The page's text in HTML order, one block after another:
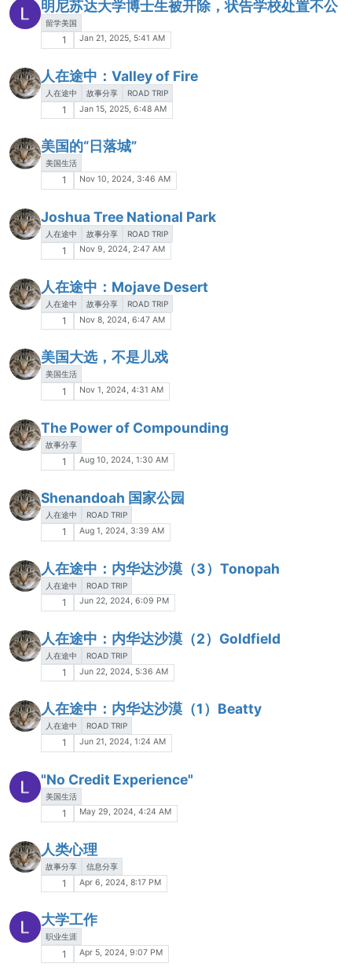
明尼苏达大学博士生被开除，状告学校处置不公
留学美国
1 Jan 21, 2025, 5:41 AM
人在途中：Valley of Fire
人在途中 故事分享 ROAD TRIP
1 Jan 15, 2025, 6:48 AM
美国的“日落城”
美国生活
1 Nov 10, 2024, 3:46 AM
Joshua Tree National Park
人在途中 故事分享 ROAD TRIP
1 Nov 9, 2024, 2:47 AM
人在途中：Mojave Desert
人在途中 故事分享 ROAD TRIP
1 Nov 8, 2024, 6:47 AM
美国大选，不是儿戏
美国生活
1 Nov 1, 2024, 4:31 AM
The Power of Compounding
故事分享
1 Aug 10, 2024, 1:30 AM
Shenandoah 国家公园
人在途中 ROAD TRIP
1 Aug 1, 2024, 3:39 AM
人在途中：内华达沙漠（3）Tonopah
人在途中 ROAD TRIP
1 Jun 22, 2024, 6:09 PM
人在途中：内华达沙漠（2）Goldfield
人在途中 ROAD TRIP
1 Jun 22, 2024, 5:36 AM
人在途中：内华达沙漠（1）Beatty
人在途中 ROAD TRIP
1 Jun 21, 2024, 1:24 AM
"No Credit Experience"
美国生活
1 May 29, 2024, 4:24 AM
人类心理
故事分享 信息分享
1 Apr 6, 2024, 8:17 PM
大学工作
职业生涯
1 Apr 5, 2024, 9:07 PM